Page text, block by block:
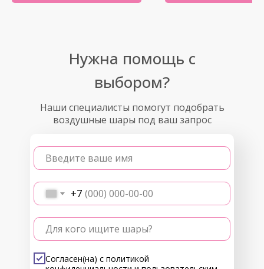
Наши специалисты помогут подобрать
воздушные шары под ваш запрос
Введите ваше имя
+7
Для кого ищите шары?
Согласен(на) с политикой
Нужна помощь с
выбором?